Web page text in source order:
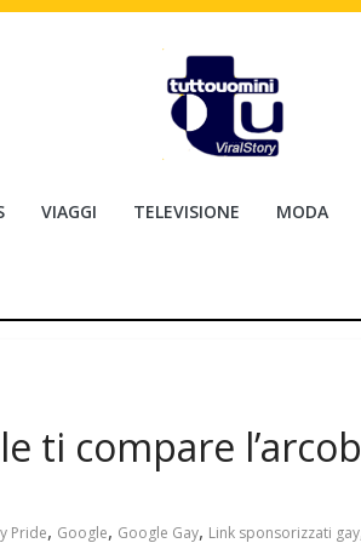
VIAGGI TELEVISIONE MODA
ti compare
Pride, Google, Google Gay, Link sponsorizzati gay